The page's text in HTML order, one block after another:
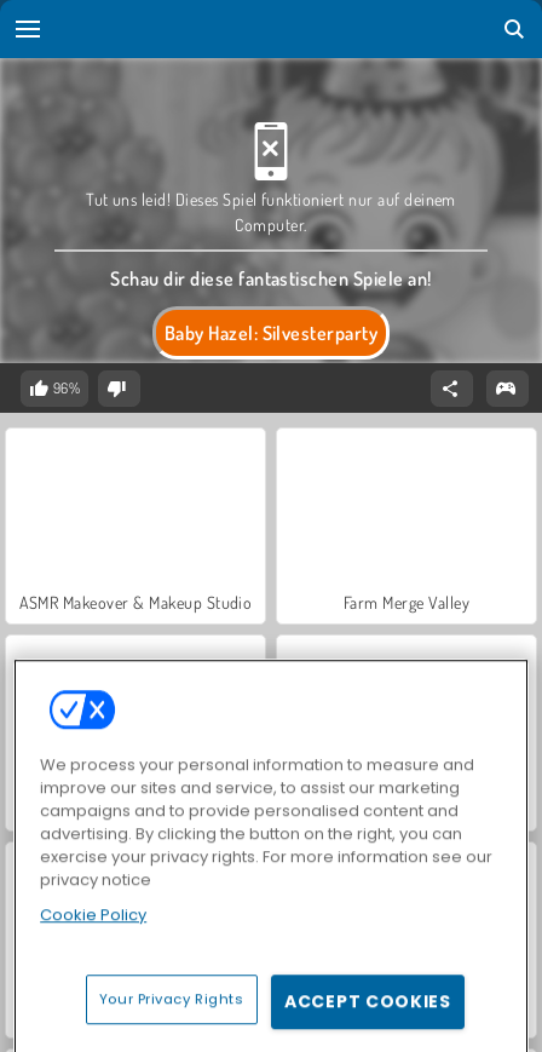
Baby Hazel: Silvesterparty
Tut uns leid! Dieses Spiel funktioniert nur auf deinem
Computer.
Schau dir diese fantastischen Spiele an!
96%
ASMR Makeover & Makeup Studio Farm Merge Valley
VegaMix Da Vinci Puzzles Royal Story
We process your personal information to measure and
improve our sites and service, to assist our marketing
campaigns and to provide personalised content and
advertising. By clicking the button on the right, you can
exercise your privacy rights. For more information see our
privacy notice
Cookie Policy
Your Privacy Rights ACCEPT COOKIES